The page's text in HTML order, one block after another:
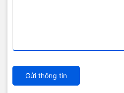
Gửi thông tin